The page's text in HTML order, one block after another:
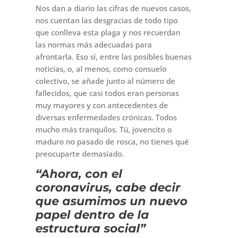
Nos dan a diario las cifras de nuevos casos,
nos cuentan las desgracias de todo tipo
que conlleva esta plaga y nos recuerdan
las normas más adecuadas para
afrontarla. Eso sí, entre las posibles buenas
noticias, o, al menos, como consuelo
colectivo, se añade junto al número de
fallecidos, que casi todos eran personas
muy mayores y con antecedentes de
diversas enfermedades crónicas. Todos
mucho más tranquilos. Tú, jovencito o
maduro no pasado de rosca, no tienes qué
preocuparte demasiado.
“Ahora, con el
coronavirus, cabe decir
que asumimos un nuevo
papel dentro de la
estructura social”